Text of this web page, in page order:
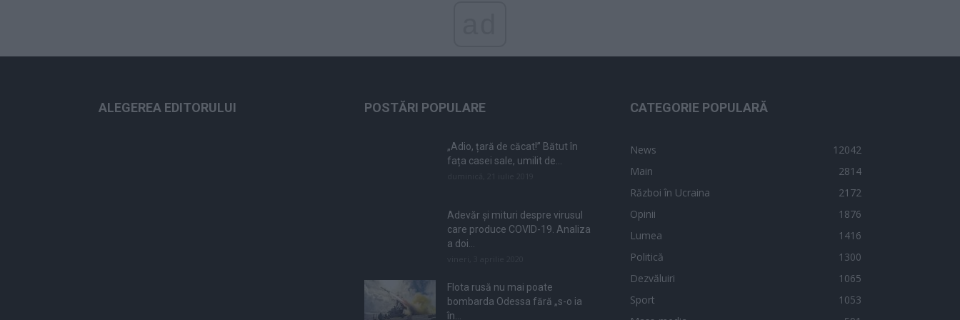
ALEGEREA EDITORULUI POSTĂRI POPULARE
„Adio, țară de căcat!” Bătut în
fața casei sale, umilit de...
Adevăr și mituri despre virusul
care produce COVID-19. Analiza
a doi...
Flota rusă nu mai poate
bombarda Odessa fără „s-o ia
în...
CATEGORIE POPULARĂ
News
12042
Main
2814
Război în Ucraina
2172
Opinii
1876
Lumea
1416
Politică
1300
Dezvăluiri
1065
Sport
1053